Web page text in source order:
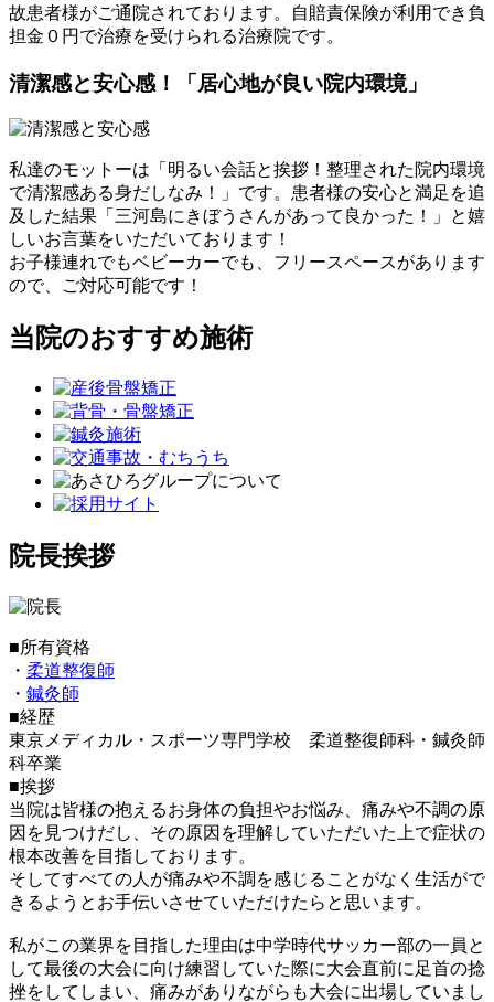
故患者様がご通院されております。自賠責保険が利用でき負
担金０円で治療を受けられる治療院です。
清潔感と安心感！「居心地が良い院内環境」
私達のモットーは「明るい会話と挨拶！整理された院内環境
で清潔感ある身だしなみ！」です。患者様の安心と満足を追
及した結果「三河島にきぼうさんがあって良かった！」と嬉
しいお言葉をいただいております！
お子様連れでもベビーカーでも、フリースペースがあります
ので、ご対応可能です！
当院のおすすめ施術
院長挨拶
■所有資格
・ 柔道整復師
・ 鍼灸師
■経歴
東京メディカル・スポーツ専門学校 柔道整復師科・鍼灸師
科卒業
■挨拶
当院は皆様の抱えるお身体の負担やお悩み、痛みや不調の原
因を見つけだし、その原因を理解していただいた上で症状の
根本改善を目指しております。
そしてすべての人が痛みや不調を感じることがなく生活がで
きるようとお手伝いさせていただけたらと思います。
私がこの業界を目指した理由は中学時代サッカー部の一員と
して最後の大会に向け練習していた際に大会直前に足首の捻
挫をしてしまい、痛みがありながらも大会に出場していまし